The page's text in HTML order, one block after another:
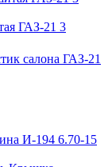
ГАЗ-21 3
салона ГАЗ-21
И-194 6.70-15